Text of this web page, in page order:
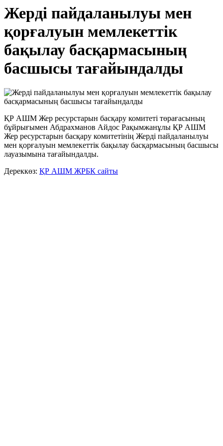
Жерді пайдаланылуы мен
қорғалуын мемлекеттік
бақылау басқармасының
басшысы тағайындалды
ҚР АШМ Жер ресурстарын басқару комитеті төрағасының
бұйрығымен Абдрахманов Айдос Рақымжанұлы ҚР АШМ
Жер ресурстарын басқару комитетінің Жерді пайдаланылуы
мен қорғалуын мемлекеттік бақылау басқармасының басшысы
лауазымына тағайындалды.
Дереккөз: ҚР АШМ ЖРБК сайты